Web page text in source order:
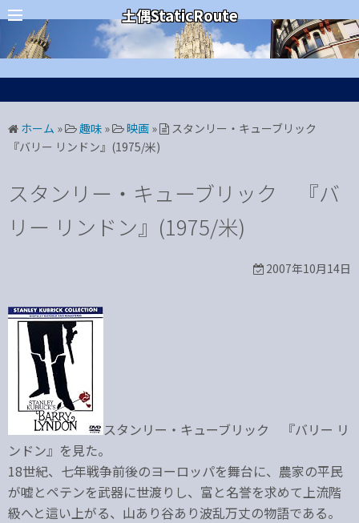
コ
テ
ン
ス
プ
土偶StaticRoute
カテゴリー
ホーム » 趣味 » 映画 »
スタンリー・キューブリック
『バリー リンドン』(1975/米)
スタンリー・キューブリック 『バ
リー リンドン』(1975/米)
2007年10月14日
スタンリー・キューブリック 『バリー リ
ンドン』を見た。
18世紀、七年戦争前後のヨーロッパを舞台に、農家の平民
が嘘とペテンを武器に世渡りし、富と名誉を求めて上流階
級へと這い上がる、山あり谷あり波乱万丈の物語である。